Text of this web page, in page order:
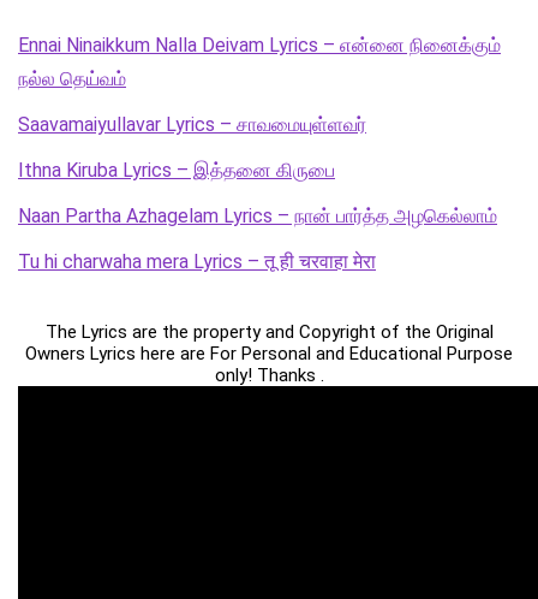
Ennai Ninaikkum Nalla Deivam Lyrics – என்னை நினைக்கும்
நல்ல தெய்வம்
Saavamaiyullavar Lyrics – சாவமையுள்ளவர்
Ithna Kiruba Lyrics – இத்தனை கிருபை
Naan Partha Azhagelam Lyrics – நான் பார்த்த அழகெல்லாம்
Tu hi charwaha mera Lyrics – तू ही चरवाहा मेरा
The Lyrics are the property and Copyright of the Original
Owners Lyrics here are For Personal and Educational Purpose
only! Thanks .